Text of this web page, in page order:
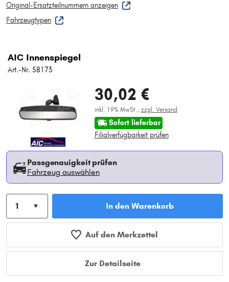
Original-Ersatzteilnummern anzeigen
Fahrzeugtypen
AIC Innenspiegel
Art.-Nr. 58173
30,02 €
inkl. 19% MwSt., zzgl. Versand
Sofort lieferbar
Filialverfügbarkeit prüfen
Passgenauigkeit prüfen
Fahrzeug auswählen
In den Warenkorb
Auf den Merkzettel
Zur Detailseite